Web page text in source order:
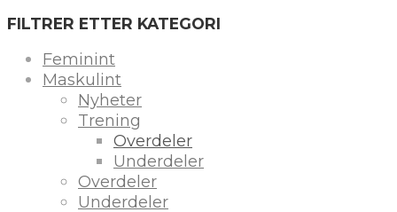
FILTRER ETTER KATEGORI
Feminint
Maskulint
Nyheter
Trening
Overdeler
Underdeler
Overdeler
Underdeler